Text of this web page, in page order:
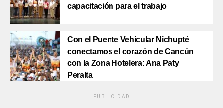
capacitación para el trabajo
Con el Puente Vehicular Nichupté
conectamos el corazón de Cancún
con la Zona Hotelera: Ana Paty
Peralta
PUBLICIDAD